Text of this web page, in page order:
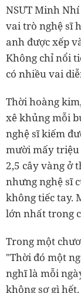
NSƯT Minh
vai trò nghệ sĩ
anh được xếp
Không chỉ nổi
có nhiều vai
Thời hoàng
xê khủng mỗi
nghệ sĩ kiếm
mười mấy triệu
2,5 cây vàng ở
nhưng nghệ sĩ
không tiếc tay.
lớn nhất trong
Trong một
"Thời đó một
nghĩ là mỗi
không sợ gì